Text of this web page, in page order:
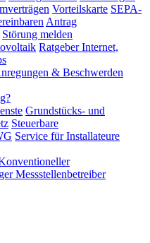
Vorteilskarte SEPA-
Antrag
Störung melden
Ratgeber Internet,
& Beschwerden
Grundstücks- und
Steuerbare
Service für Installateure
Messstellenbetreiber